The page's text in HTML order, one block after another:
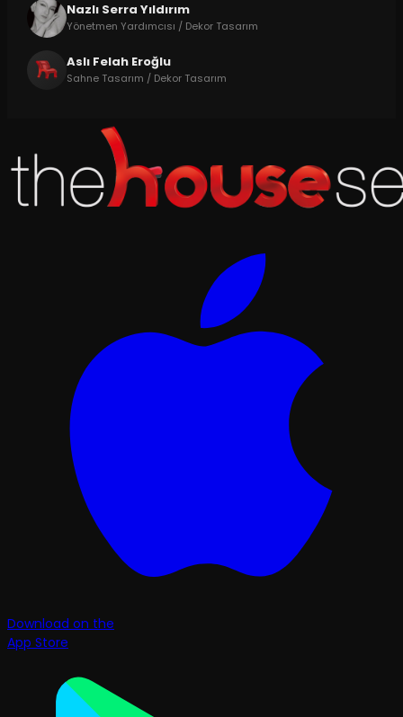
Nazlı Serra Yıldırım
Yönetmen Yardımcısı / Dekor Tasarım
Aslı Felah Eroğlu
Sahne Tasarım / Dekor Tasarım
Download on the
App Store